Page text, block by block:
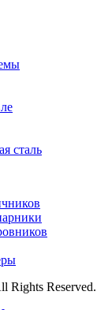
сталь
Reserved.